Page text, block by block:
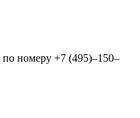
номеру +7 (495)–150–